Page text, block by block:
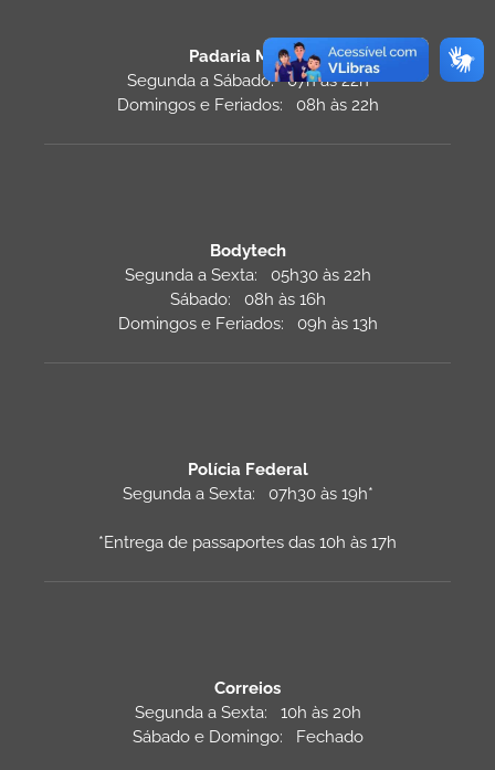
Padaria Monza
Segunda a Sábado: 07h às 22h
Domingos e Feriados: 08h às 22h
Bodytech
Segunda a Sexta: 05h30 às 22h
Sábado: 08h às 16h
Domingos e Feriados: 09h às 13h
Polícia Federal
Segunda a Sexta: 07h30 às 19h*
*Entrega de passaportes das 10h às 17h
Correios
Segunda a Sexta: 10h às 20h
Sábado e Domingo: Fechado